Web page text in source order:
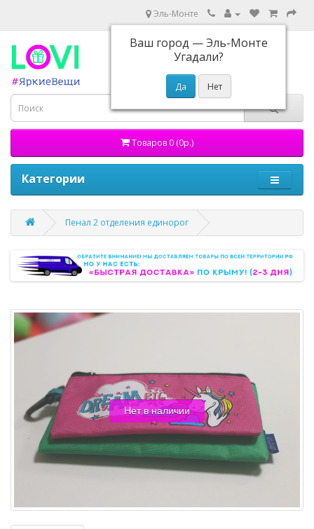
Эль-Монте
Ваш город —Эль-Монте
Угадали?
Товаров 0 (0р.)
Категории
Пенал 2 отделения единорог
Нет в наличии